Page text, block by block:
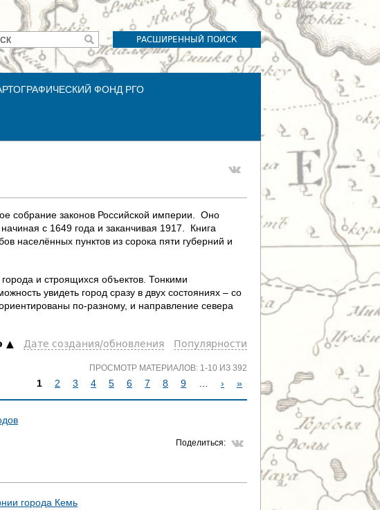
РАСШИРЕННЫЙ ПОИСК
ФОНД РГО
собрание законов Российской империи. Оно
с 1649 года и заканчивая 1917. Книга
населённых пунктов из сорока пяти губерний и
и строящихся объектов. Тонкими
увидеть город сразу в двух состояниях – со
по-разному, и направление севера
Дате создания/обновления Популярности
ПРОСМОТР МАТЕРИАЛОВ: 1-10 ИЗ 392
С
А
1 2 3 4 5 6 7 8 9 › »
Поделиться:
города Кемь